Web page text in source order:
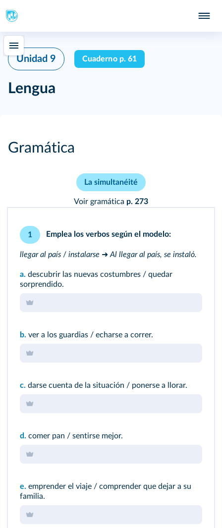
Unidad 9 Cuaderno p. 61
Lengua
Gramática
La simultanéité
Voir gramática p. 273
1 Emplea los verbos según el modelo:
llegar al país / instalarse ➜ Al llegar al país, se instaló.
a. descubrir las nuevas costumbres / quedar
sorprendido.
b. ver a los guardias / echarse a correr.
c. darse cuenta de la situación / ponerse a llorar.
d. comer pan / sentirse mejor.
e. emprender el viaje / comprender que dejar a su
familia.